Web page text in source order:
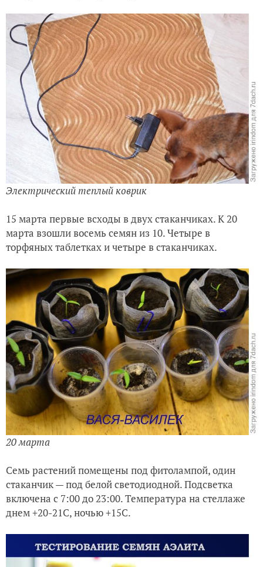
Электрический теплый коврик
15 марта первые всходы в двух стаканчиках. К 20
марта взошли восемь семян из 10. Четыре в
торфяных таблетках и четыре в стаканчиках.
20 марта
Семь растений помещены под фитолампой, один
стаканчик — под белой светодиодной. Подсветка
включена с 7:00 до 23:00. Температура на стеллаже
днем +20-21С, ночью +15С.